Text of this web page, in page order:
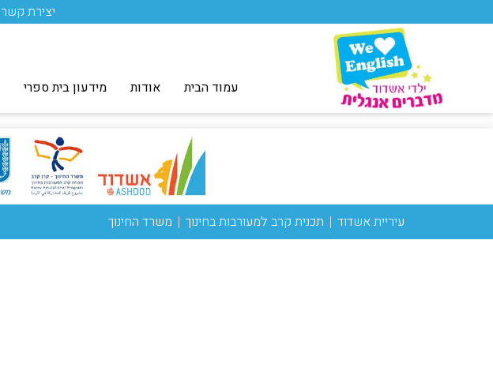
יצירת קשר
עמוד הבית אודות מידעון בית ספרי
עיריית אשדוד תכנית קרב למעורבות בחינוך משרד החינוך